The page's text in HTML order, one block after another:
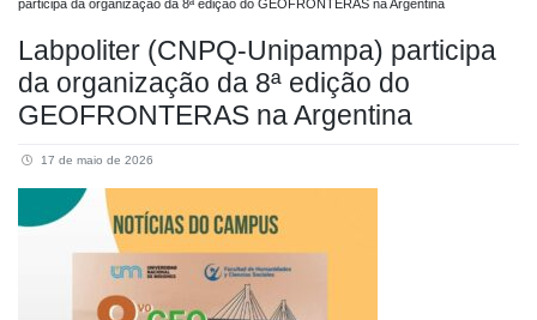
participa da organização da 8ª edição do GEOFRONTERAS na Argentina
Labpoliter (CNPQ-Unipampa) participa
da organização da 8ª edição do
GEOFRONTERAS na Argentina
17 de maio de 2026